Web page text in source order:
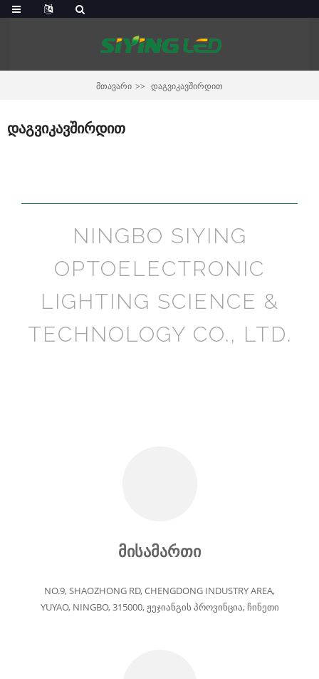
ᲛᲗᲐᲕᲐᲠᲘ ᲓᲐᲒᲕᲘᲙᲐᲕᲨᲘᲠᲓᲘᲗ
დაგვიკავშირდით
NINGBO SIYING
OPTOELECTRONIC
LIGHTING SCIENCE &
TECHNOLOGY CO., LTD.
მისამართი
NO.9, SHAOZHONG RD, CHENGDONG INDUSTRY AREA,
YUYAO, NINGBO, 315000, ჟეჯიანგის პროვინცია, ჩინეთი